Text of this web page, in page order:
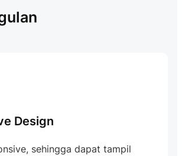
Design
sehingga dapat tampil